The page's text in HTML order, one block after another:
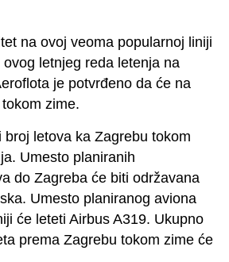
na ovoj veoma popularnoj liniji
letnjeg reda letenja na
je potvrđeno da će na
zime.
letova ka Zagrebu tokom
Umesto planiranih
do Zagreba će biti održavana
Umesto planiranog aviona
će leteti Airbus A319. Ukupno
prema Zagrebu tokom zime će